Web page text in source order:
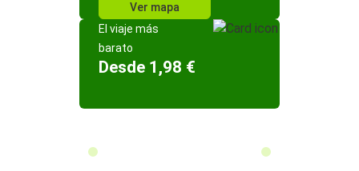
Ver mapa
El viaje más
barato
Desde 1,98 €